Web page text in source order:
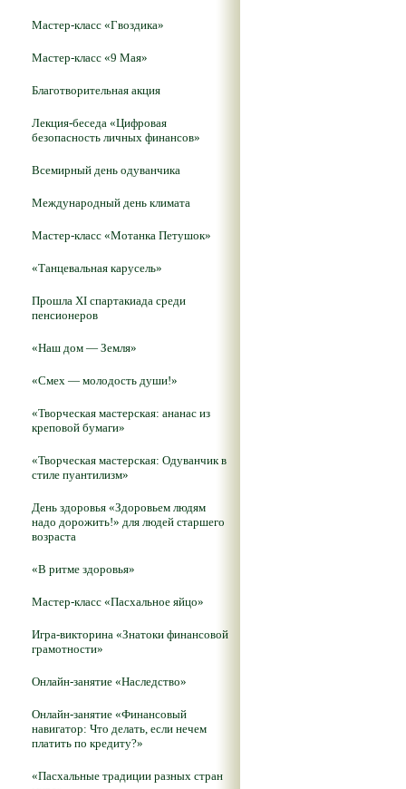
Мастер-класс «Гвоздика»
Мастер-класс «9 Мая»
Благотворительная акция
Лекция-беседа «Цифровая
безопасность личных финансов»
Всемирный день одуванчика
Международный день климата
Мастер-класс «Мотанка Петушок»
«Танцевальная карусель»
Прошла XI спартакиада среди
пенсионеров
«Наш дом — Земля»
«Смех — молодость души!»
«Творческая мастерская: ананас из
креповой бумаги»
«Творческая мастерская: Одуванчик в
стиле пуантилизм»
День здоровья «Здоровьем людям
надо дорожить!» для людей старшего
возраста
«В ритме здоровья»
Мастер-класс «Пасхальное яйцо»
Игра-викторина «Знатоки финансовой
грамотности»
Онлайн-занятие «Наследство»
Онлайн-занятие «Финансовый
навигатор: Что делать, если нечем
платить по кредиту?»
«Пасхальные традиции разных стран